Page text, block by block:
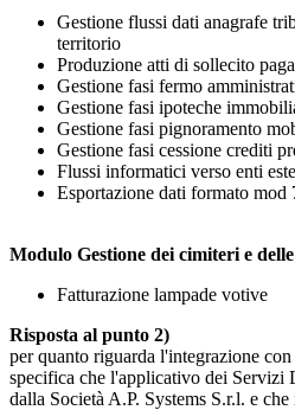
Gestione flussi dati anagrafe
territorio
Produzione atti di sollecito
Gestione fasi fermo
Gestione fasi ipoteche
Gestione fasi pignoramento
Gestione fasi cessione crediti
Flussi informatici verso enti
Esportazione dati formato mod
Modulo Gestione dei cimiteri e
Fatturazione lampade votive
Risposta al punto 2)
per quanto riguarda l'integrazione
specifica che l'applicativo dei Servizi
dalla Società A.P. Systems S.r.l. e